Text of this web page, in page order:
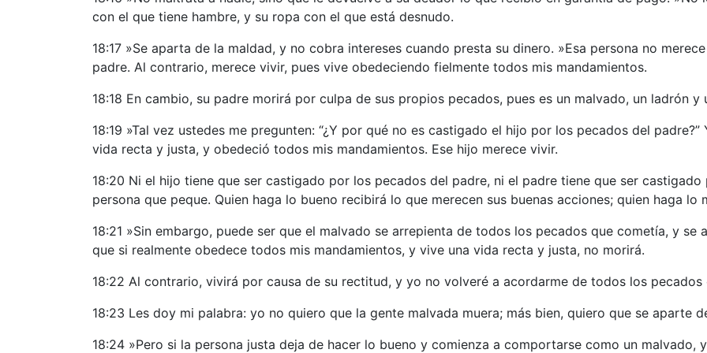
con el que tiene hambre, y su ropa con el que está desnudo.
18:17 »Se aparta de la maldad, y no cobra intereses cuando presta su dinero. »Esa persona no
padre. Al contrario, merece vivir, pues vive obedeciendo fielmente todos mis mandamientos.
18:18 En cambio, su padre morirá por culpa de sus propios pecados, pues es un malvado, un ladrón y
18:19 »Tal vez ustedes me pregunten: “¿Y por qué no es castigado el hijo por los pecados del
vida recta y justa, y obedeció todos mis mandamientos. Ese hijo merece vivir.
18:20 Ni el hijo tiene que ser castigado por los pecados del padre, ni el padre tiene que ser
persona que peque. Quien haga lo bueno recibirá lo que merecen sus buenas acciones; quien haga lo
18:21 »Sin embargo, puede ser que el malvado se arrepienta de todos los pecados que cometía, y se
que si realmente obedece todos mis mandamientos, y vive una vida recta y justa, no morirá.
18:22 Al contrario, vivirá por causa de su rectitud, y yo no volveré a acordarme de todos los pecados
18:23 Les doy mi palabra: yo no quiero que la gente malvada muera; más bien, quiero que se aparte
18:24 »Pero si la persona justa deja de hacer lo bueno y comienza a comportarse como un malvado,